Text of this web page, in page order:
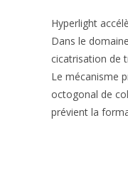
Hyperlight
Dans le
cicatrisation de
Le mécanisme
octogonal de
prévient la